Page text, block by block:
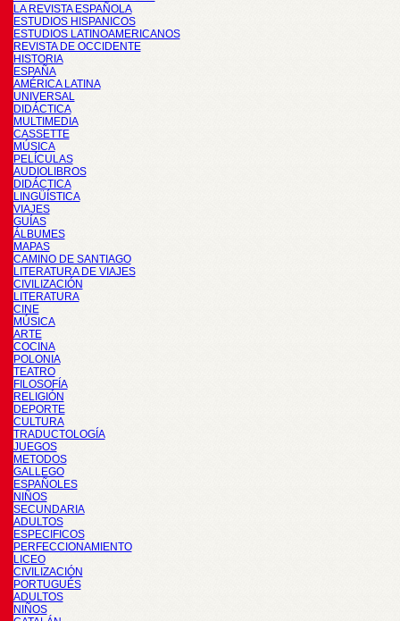
LA REVISTA ESPAÑOLA
ESTUDIOS HISPANICOS
ESTUDIOS LATINOAMERICANOS
REVISTA DE OCCIDENTE
HISTORIA
ESPAÑA
AMÉRICA LATINA
UNIVERSAL
DIDÁCTICA
MULTIMEDIA
CASSETTE
MÚSICA
PELÍCULAS
AUDIOLIBROS
DIDÁCTICA
LINGÜÍSTICA
VIAJES
GUÍAS
ÁLBUMES
MAPAS
CAMINO DE SANTIAGO
LITERATURA DE VIAJES
CIVILIZACIÓN
LITERATURA
CINE
MÚSICA
ARTE
COCINA
POLONIA
TEATRO
FILOSOFÍA
RELIGIÓN
DEPORTE
CULTURA
TRADUCTOLOGÍA
JUEGOS
METODOS
GALLEGO
ESPAÑOLES
NIÑOS
SECUNDARIA
ADULTOS
ESPECIFICOS
PERFECCIONAMIENTO
LICEO
CIVILIZACIÓN
PORTUGUÉS
ADULTOS
NIÑOS